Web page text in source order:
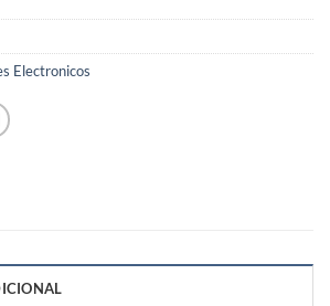
Electronicos